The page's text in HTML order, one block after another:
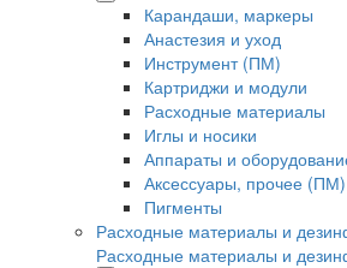
Карандаши, маркеры
Анастезия и уход
Инструмент (ПМ)
Картриджи и модули
Расходные материалы
Иглы и носики
Аппараты и
Аксессуары, прочее (ПМ)
Пигменты
Расходные материалы и
Расходные материалы и